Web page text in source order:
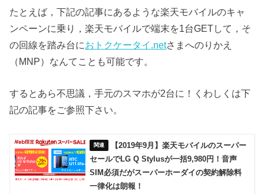
たとえば，下記の記事にあるような楽天モバイルのキャ
ンペーンに乗り，楽天モバイルで端末を1台GETして，そ
の回線を踏み台におトクケータイ.netさまへのりかえ
（MNP）なんてことも可能です。
するとあら不思議，手元のスマホが2台に！くわしくは下
記の記事をご参照下さい。
【2019年9月】楽天モバイルのスーパー
セールでLG Q Stylusが一括9,980円！音声
SIM必須だがスーパーホーダイの契約解除料
一律化は朗報！